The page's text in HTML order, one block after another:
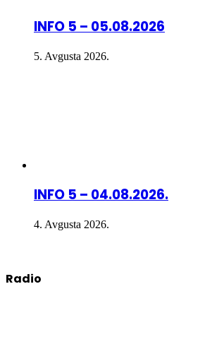
INFO 5 – 05.08.2026
5. Avgusta 2026.
INFO 5 – 04.08.2026.
4. Avgusta 2026.
Radio